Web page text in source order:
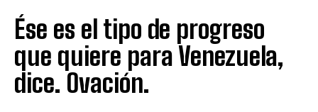
Ése es el tipo de progreso
que quiere para Venezuela,
dice. Ovación.